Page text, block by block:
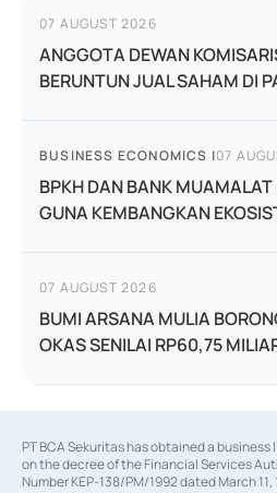
07 AUGUST 2026
ANGGOTA DEWAN
BERUNTUN JUAL SAHAM DI
BUSINESS ECONOMICS |07
BPKH DAN BANK MUAMALAT
GUNA KEMBANGKAN
07 AUGUST 2026
BUMI ARSANA MULIA
OKAS SENILAI RP60,75
PT BCA Sekuritas has obtained a
on the decree of the Financial Services
Number KEP-138/PM/1992 dated March